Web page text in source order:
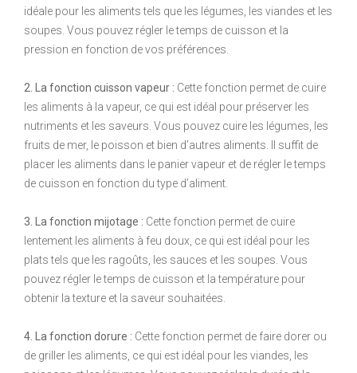
idéale pour les aliments tels que les légumes, les viandes et les
soupes. Vous pouvez régler le temps de cuisson et la
pression en fonction de vos préférences.
2. La fonction cuisson vapeur : Cette fonction permet de cuire
les aliments à la vapeur, ce qui est idéal pour préserver les
nutriments et les saveurs. Vous pouvez cuire les légumes, les
fruits de mer, le poisson et bien d’autres aliments. Il suffit de
placer les aliments dans le panier vapeur et de régler le temps
de cuisson en fonction du type d’aliment.
3. La fonction mijotage : Cette fonction permet de cuire
lentement les aliments à feu doux, ce qui est idéal pour les
plats tels que les ragoûts, les sauces et les soupes. Vous
pouvez régler le temps de cuisson et la température pour
obtenir la texture et la saveur souhaitées.
4. La fonction dorure : Cette fonction permet de faire dorer ou
de griller les aliments, ce qui est idéal pour les viandes, les